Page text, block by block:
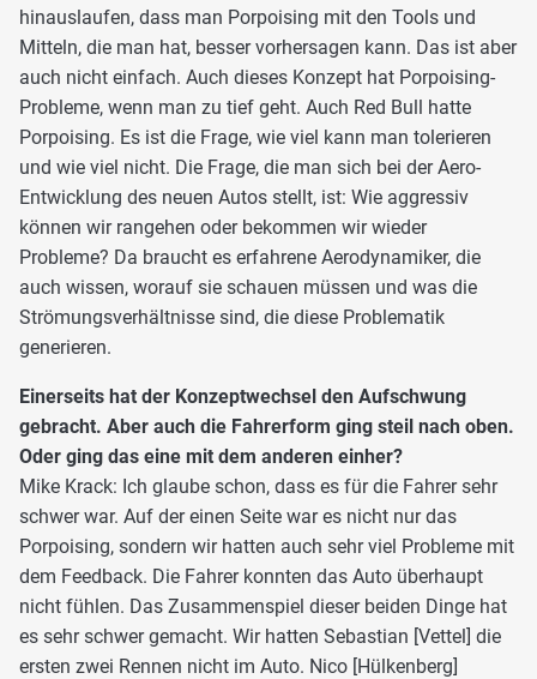
hinauslaufen, dass man Porpoising mit den Tools und
Mitteln, die man hat, besser vorhersagen kann. Das ist aber
auch nicht einfach. Auch dieses Konzept hat Porpoising-
Probleme, wenn man zu tief geht. Auch Red Bull hatte
Porpoising. Es ist die Frage, wie viel kann man tolerieren
und wie viel nicht. Die Frage, die man sich bei der Aero-
Entwicklung des neuen Autos stellt, ist: Wie aggressiv
können wir rangehen oder bekommen wir wieder
Probleme? Da braucht es erfahrene Aerodynamiker, die
auch wissen, worauf sie schauen müssen und was die
Strömungsverhältnisse sind, die diese Problematik
generieren.
Einerseits hat der Konzeptwechsel den Aufschwung
gebracht. Aber auch die Fahrerform ging steil nach oben.
Oder ging das eine mit dem anderen einher?
Mike Krack: Ich glaube schon, dass es für die Fahrer sehr
schwer war. Auf der einen Seite war es nicht nur das
Porpoising, sondern wir hatten auch sehr viel Probleme mit
dem Feedback. Die Fahrer konnten das Auto überhaupt
nicht fühlen. Das Zusammenspiel dieser beiden Dinge hat
es sehr schwer gemacht. Wir hatten Sebastian [Vettel] die
ersten zwei Rennen nicht im Auto. Nico [Hülkenberg]